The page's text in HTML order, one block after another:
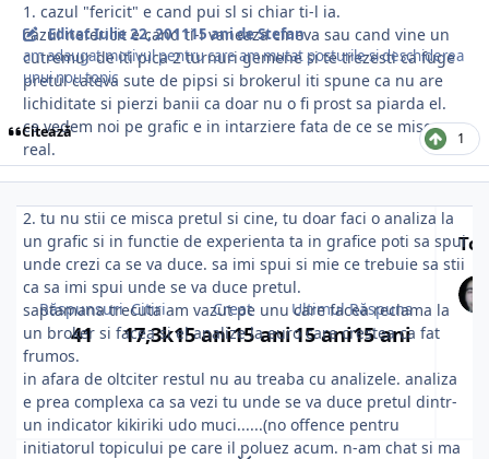
1. cazul "fericit" e cand pui sl si chiar ti-l ia.
cazul nefericit e cand ti-l vaneaza cineva sau cand vine un
cutremur de iti pica 2 turnuri gemene si te trezesti ca fuge
pretul cateva sute de pipsi si brokerul iti spune ca nu are
lichiditate si pierzi banii ca doar nu o fi prost sa piarda el.
ce vedem noi pe grafic e in intarziere fata de ce se misca
real.
2. tu nu stii ce misca pretul si cine, tu doar faci o analiza la
un grafic si in functie de experienta ta in grafice poti sa spui
unde crezi ca se va duce. sa imi spui si mie ce trebuie sa stii
ca sa imi spui unde se va duce pretul.
saptamana trecuta am vazut pe unu care facea reclama la
un broker si facea si el analize la euro care crestea ca fat
frumos.
in afara de oltciter restul nu au treaba cu analizele. analiza
e prea complexa ca sa vezi tu unde se va duce pretul dintr-
un indicator kikiriki udo muci......(no offence pentru
initiatorul topicului pe care il poluez acum. n-am chat si ma
EditatIulie 22, 201115 anide Stefan
am adaugat motivul pentru care am mutat posturile si deschiderea
unui nou topic
Citează 1
Răspunsuri
41
Citiri
17,3k
Creat
15 ani15 ani
Ultimul Răspuns
15 ani15 ani